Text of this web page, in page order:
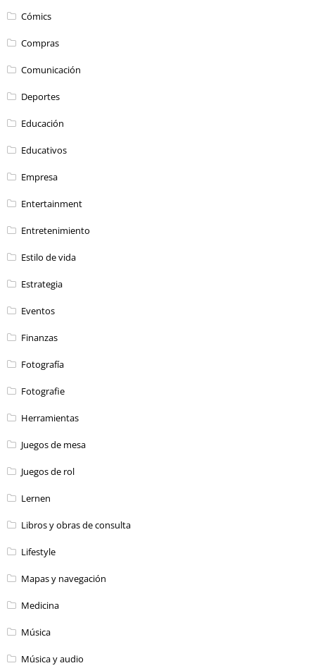
Cómics
Compras
Comunicación
Deportes
Educación
Educativos
Empresa
Entertainment
Entretenimiento
Estilo de vida
Estrategia
Eventos
Finanzas
Fotografía
Fotografie
Herramientas
Juegos de mesa
Juegos de rol
Lernen
Libros y obras de consulta
Lifestyle
Mapas y navegación
Medicina
Música
Música y audio